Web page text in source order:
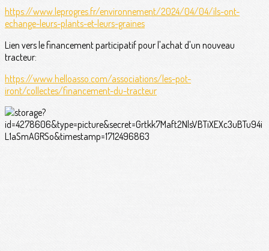
https://www.leprogres.fr/environnement/2024/04/04/ils-ont-
echange-leurs-plants-et-leurs-graines
Lien vers le financement participatif pour l'achat d'un nouveau
tracteur:
https://www.helloasso.com/associations/les-pot-
iront/collectes/financement-du-tracteur